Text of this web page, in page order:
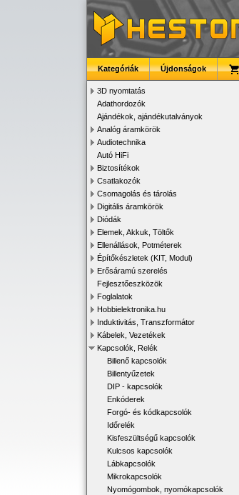
Kategóriák Újdonságok
3D nyomtatás
Adathordozók
Ajándékok, ajándékutalványok
Analóg áramkörök
Audiotechnika
Autó HiFi
Biztosítékok
Csatlakozók
Csomagolás és tárolás
Digitális áramkörök
Diódák
Elemek, Akkuk, Töltők
Ellenállások, Potméterek
Építőkészletek (KIT, Modul)
Erősáramú szerelés
Fejlesztőeszközök
Foglalatok
Hobbielektronika.hu
Induktivitás, Transzformátor
Kábelek, Vezetékek
Kapcsolók, Relék
Billenő kapcsolók
Billentyűzetek
DIP - kapcsolók
Enkóderek
Forgó- és kódkapcsolók
Időrelék
Kisfeszültségű kapcsolók
Kulcsos kapcsolók
Lábkapcsolók
Mikrokapcsolók
Nyomógombok, nyomókapcsolók